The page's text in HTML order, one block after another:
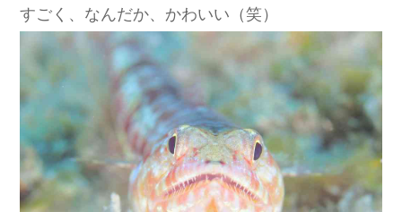
すごく、なんだか、かわいい（笑）